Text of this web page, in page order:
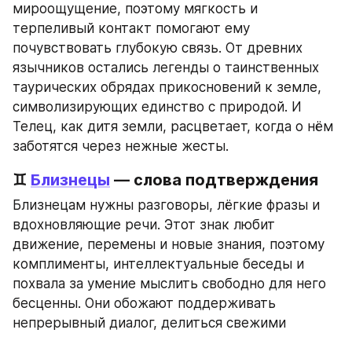
мироощущение, поэтому мягкость и
терпеливый контакт помогают ему
почувствовать глубокую связь. От древних
язычников остались легенды о таинственных
таурических обрядах прикосновений к земле,
символизирующих единство с природой. И
Телец, как дитя земли, расцветает, когда о нём
заботятся через нежные жесты.
♊ Близнецы — слова подтверждения
Близнецам нужны разговоры, лёгкие фразы и
вдохновляющие речи. Этот знак любит
движение, перемены и новые знания, поэтому
комплименты, интеллектуальные беседы и
похвала за умение мыслить свободно для него
бесценны. Они обожают поддерживать
непрерывный диалог, делиться свежими